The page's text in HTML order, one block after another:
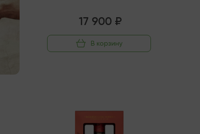
17 900 ₽
В корзину
Последняя